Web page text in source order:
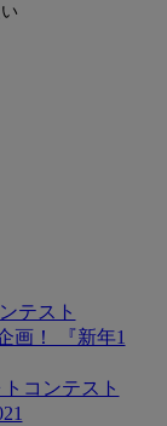
テスト
画！ 『新年1
コンテスト